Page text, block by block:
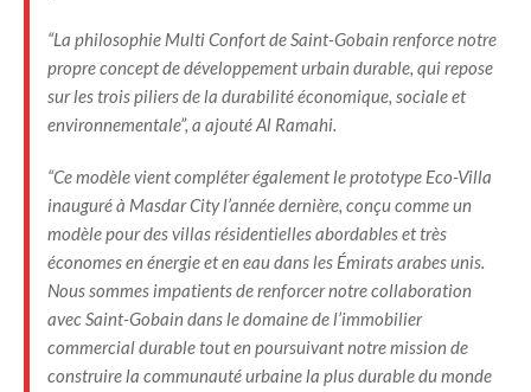
“La philosophie Multi Confort de Saint-Gobain renforce notre
propre concept de développement urbain durable, qui repose
sur les trois piliers de la durabilité économique, sociale et
environnementale”, a ajouté Al Ramahi.
“Ce modèle vient compléter également le prototype Eco-Villa
inauguré à Masdar City l’année dernière, conçu comme un
modèle pour des villas résidentielles abordables et très
économes en énergie et en eau dans les Émirats arabes unis.
Nous sommes impatients de renforcer notre collaboration
avec Saint-Gobain dans le domaine de l’immobilier
commercial durable tout en poursuivant notre mission de
construire la communauté urbaine la plus durable du monde